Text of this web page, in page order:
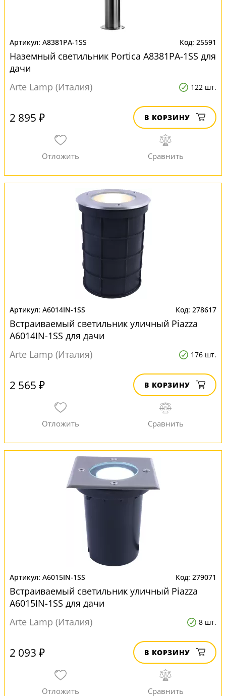
A8381PA-1SS 25591
Наземный светильник Portica A8381PA-1SS для
дачи
Arte Lamp (Италия)
122 шт.
2 895 ₽ В КОРЗИНУ
A6014IN-1SS 278617
Встраиваемый светильник уличный Piazza
A6014IN-1SS для дачи
Arte Lamp (Италия)
176 шт.
2 565 ₽ В КОРЗИНУ
A6015IN-1SS 279071
Встраиваемый светильник уличный Piazza
A6015IN-1SS для дачи
Arte Lamp (Италия)
8 шт.
2 093 ₽ В КОРЗИНУ